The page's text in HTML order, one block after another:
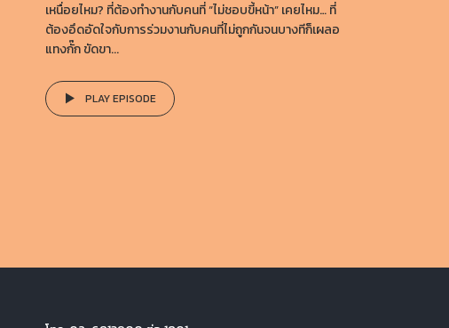
เหนื่อยไหม? ที่ต้องทำงานกับคนที่ “ไม่ชอบขี้หน้า” เคยไหม… ที่
ต้องอึดอัดใจกับการร่วมงานกับคนที่ไม่ถูกกันจนบางทีก็เผลอ
แทงกั๊ก ขัดขา...
PLAY EPISODE